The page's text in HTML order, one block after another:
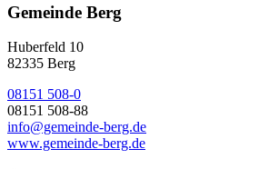
Gemeinde Berg
Huberfeld 10
82335 Berg
08151 508-0
08151 508-88
info@gemeinde-berg.de
www.gemeinde-berg.de